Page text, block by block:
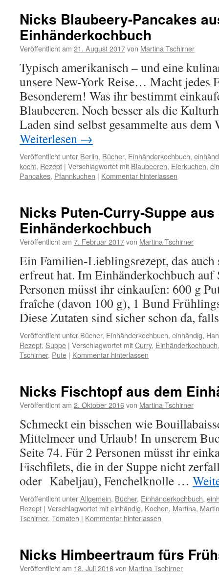
Nicks Blaubeery-Pancakes
Einhänderkochbuch
Veröffentlicht am 21. August 2017von Martina Tschirner
Typisch amerikanisch – und eine
unsere New-York Reise… Macht jedes
Besonderem! Was ihr bestimmt
Blaubeeren. Noch besser als die
Laden sind selbst gesammelte aus
Weiterlesen →
Veröffentlicht unter Berlin, Bücher, Einhänderkochbuch,
kocht, Rezept | Verschlagwortet mit Blaubeeren, Eierkuchen,
Pancakes, Pfannkuchen | Kommentar hinterlassen
Nicks Puten-Curry-Suppe aus
Einhänderkochbuch
Veröffentlicht am 7. Februar 2017von Martina Tschirner
Ein Familien-Lieblingsrezept, das auch
erfreut hat. Im Einhänderkochbuch auf
Personen müsst ihr einkaufen: 600 g
fraîche (davon 100 g), 1 Bund
Diese Zutaten sind sicher schon da,
Veröffentlicht unter Bücher, Einhänderkochbuch, einhändig,
Rezept, Suppe | Verschlagwortet mitCurry, Einhänderkochbuch
Tschirner, Pute | Kommentar hinterlassen
Nicks Fischtopf aus dem
Veröffentlicht am 2. Oktober 2016von Martina Tschirner
Schmeckt ein bisschen wie
Mittelmeer und Urlaub! In unserem
Seite 74. Für 2 Personen müsst ihr
Fischfilets, die in der Suppe nicht
oder Kabeljau), Fenchelknolle …
Veröffentlicht unterAllgemein, Bücher, Einhänderkochbuch,
Rezept | Verschlagwortet miteinhändig, Kochen, Martina,
Tschirner, Tomaten | Kommentar hinterlassen
Nicks Himbeertraum fürs
Veröffentlicht am 18. Juli 2016von Martina Tschirner